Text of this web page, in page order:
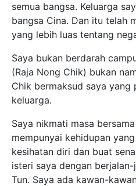
semua bangsa. Keluarga
bangsa Cina. Dan itu telah
yang lebih luas tentang
Saya bukan berdarah
(Raja Nong Chik) bukan
Chik bermaksud saya yang
keluarga.
Saya nikmati masa
mempunyai kehidupan
kesihatan diri dan buat
isteri saya dengan
Tun. Saya ada kawan-